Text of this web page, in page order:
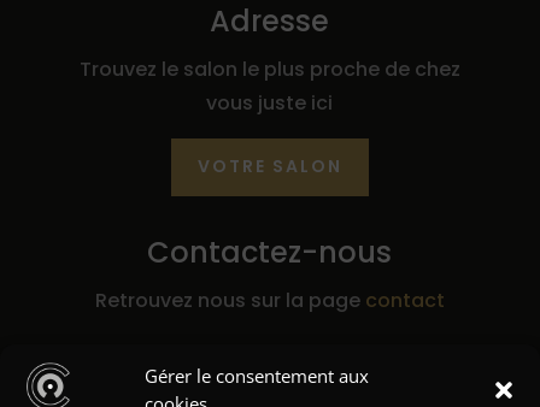
Gérer le consentement aux
Adresse
Trouvez le salon le plus proche de chez
vous juste ici
VOTRE SALON
Contactez-nous
Retrouvez nous sur la page contact
E-mail